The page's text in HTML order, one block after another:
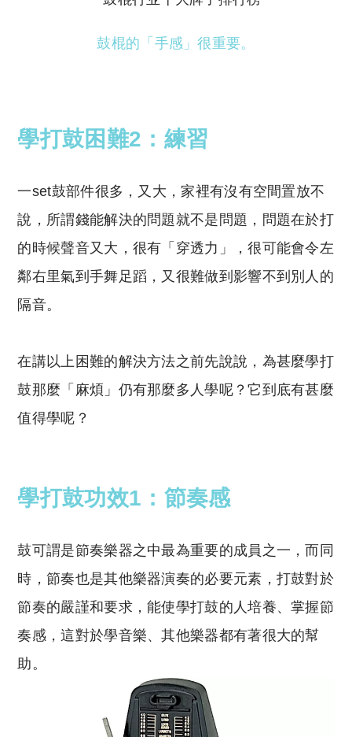
鼓棍的「手感」很重要。
學打鼓困難2：練習
一set鼓部件很多，又大，家裡有沒有空間置放不
說，所謂錢能解決的問題就不是問題，問題在於打
的時候聲音又大，很有「穿透力」，很可能會令左
鄰右里氣到手舞足蹈，又很難做到影響不到別人的
隔音。
在講以上困難的解決方法之前先說說，為甚麼學打
鼓那麼「麻煩」仍有那麼多人學呢？它到底有甚麼
值得學呢？
學打鼓功效1：節奏感
鼓可謂是節奏樂器之中最為重要的成員之一，而同
時，節奏也是其他樂器演奏的必要元素，打鼓對於
節奏的嚴謹和要求，能使學打鼓的人培養、掌握節
奏感，這對於學音樂、其他樂器都有著很大的幫
助。